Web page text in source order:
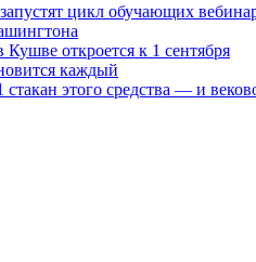
цикл обучающих
откроется к 1 сентября
каждый
этого средства — и